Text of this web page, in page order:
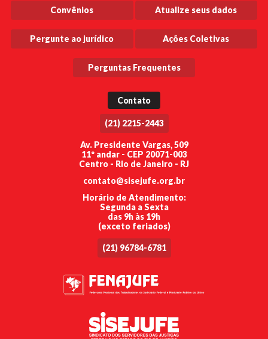
Convênios Atualize seus dados
Pergunte ao jurídico Ações Coletivas
Perguntas Frequentes
Contato
(21) 2215-2443
Av. Presidente Vargas, 509
11º andar - CEP 20071-003
Centro - Rio de Janeiro - RJ
contato@sisejufe.org.br
Horário de Atendimento:
Segunda a Sexta
das 9h às 19h
(exceto feriados)
(21) 96784-6781